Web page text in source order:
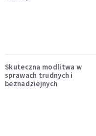
Skuteczna modlitwa w
sprawach trudnych i
beznadziejnych